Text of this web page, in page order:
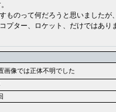
ものって何だろうと思いましたが
プター、ロケット、だけではあり
画像では正体不明でした